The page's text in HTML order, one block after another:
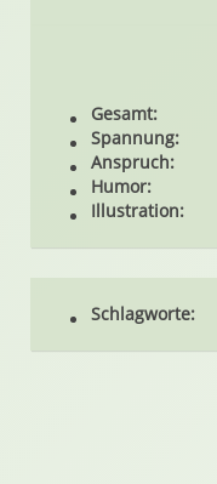
Gesamt:
Spannung:
Anspruch:
Humor:
Illustration:
Schlagworte: